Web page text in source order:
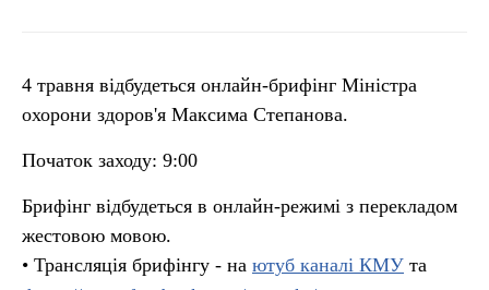
4 травня відбудеться онлайн-брифінг Міністра
охорони здоров'я Максима Степанова.
Початок заходу: 9:00
Брифінг відбудеться в онлайн-режимі з перекладом
жестовою мовою.
• Трансляція брифінгу - на ютуб каналі КМУ та